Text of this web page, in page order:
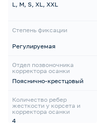
L, M, S, XL, XXL
Степень фиксации
Регулируемая
Отдел позвоночника
корректора осанки
Пояснично-крестцовый
Количество ребер
жесткости у корсета и
корректора осанки
4